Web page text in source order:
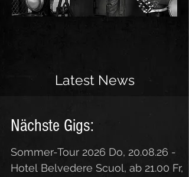
Latest News
Nächste Gigs:
Sommer-Tour 2026 Do, 20.08.26 -
Hotel Belvedere Scuol, ab 21.00 Fr,